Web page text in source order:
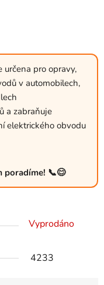
určena pro opravy,
v automobilech,
a zabraňuje
elektrického obvodu
poradíme! 📞😊
Vyprodáno
4233